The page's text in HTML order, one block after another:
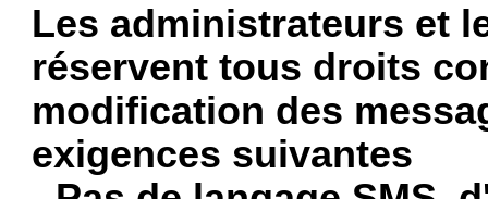
Les administrateurs et
réservent tous droits
modification des
exigences suivantes